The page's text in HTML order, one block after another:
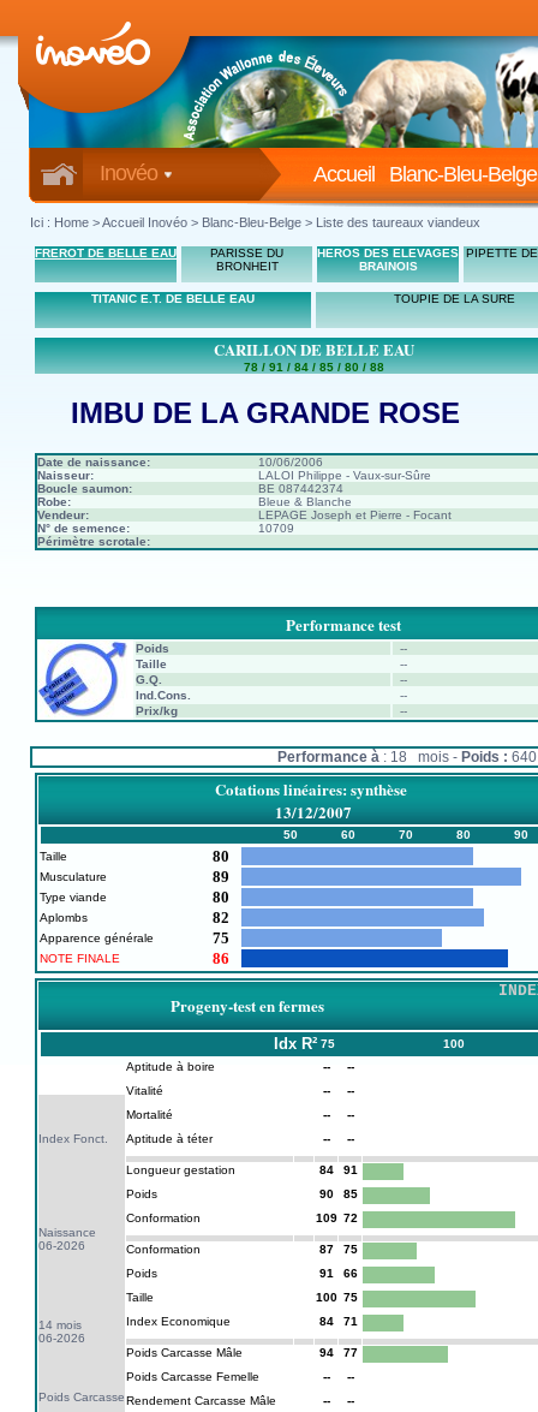
Inovéo Blanc-Bleu-Belge
Accueil
Ici : Home >Accueil Inovéo > Blanc-Bleu-Belge > Liste des taureaux viandeux
FREROT DE BELLE EAU
PARISSE DU
BRONHEIT
HEROS DES ELEVAGES
BRAINOIS
PIPETTE
TITANIC E.T. DE BELLE EAU TOUPIE DE LA SURE
CARILLON DE BELLE EAU
78 / 91 / 84 / 85 / 80 / 88
IMBU DE LA GRANDE ROSE
Date de naissance:
10/06/2006
Naisseur:
LALOI Philippe - Vaux-sur-Sûre
Boucle saumon:
BE 087442374
Robe:
Bleue & Blanche
Vendeur:
LEPAGE Joseph et Pierre - Focant
N° de semence:
10709
Périmètre scrotale:
Performance test
Poids
--
Taille
--
G.Q.
--
Ind.Cons.
--
Prix/kg
--
Performance à: 18 mois - Poids :
Cotations linéaires: synthèse
13/12/2007
50 60 70 80
90
Taille
80
Musculature 89
Type viande 80
Aplombs 82
Apparence générale 75
NOTE FINALE 86
Progeny-test en fermes
Idx R² 75 100
Index Fonct.
Naissance
06-2026
14 mois
06-2026
Poids Carcasse
Aptitude à boire --
--
Vitalité
--
--
Mortalité
--
--
Aptitude à téter
-- --
Longueur gestation 84
91
Poids
90
85
Conformation
109 72
Conformation 87
75
Poids
91
66
Taille
100 75
Index Economique
84 71
Poids Carcasse Mâle 94
77
Poids Carcasse Femelle
--
--
Rendement Carcasse Mâle
--
--